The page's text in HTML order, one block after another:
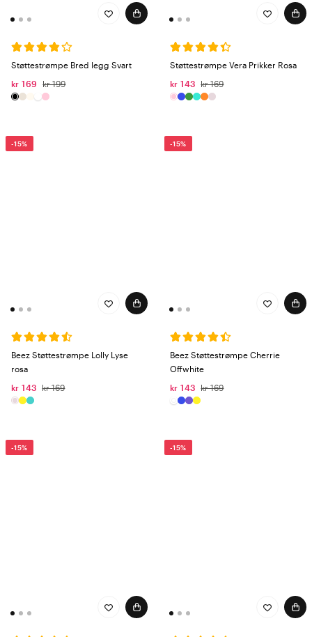
Støttestrømpe Bred legg Svart
kr 169
kr 199
Støttestrømpe Vera Prikker Rosa
kr 143
kr 169
-15%
Beez Støttestrømpe Lolly Lyse
rosa
kr 143
kr 169
-15%
Beez Støttestrømpe Cherrie
Offwhite
kr 143
kr 169
-15% -15%